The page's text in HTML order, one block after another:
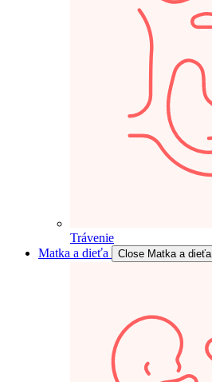
Trávenie
Matka a dieťa
Close Matka a dieťa